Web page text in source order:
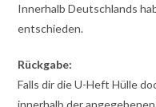
Innerhalb Deutschlands
entschieden.
Rückgabe:
Falls dir die U-Heft Hülle
innerhalb der